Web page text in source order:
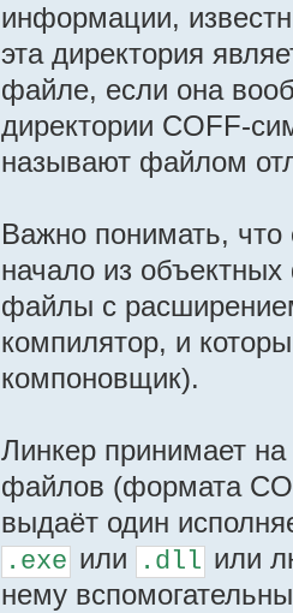
информации,
эта директория
файле, если она
директории COFF-
называют файлом
Важно понимать,
начало из
файлы c
компилятор, и
компоновщик).
Линкер принимает
файлов (формата
выдаёт один
.exe или .dll или
нему